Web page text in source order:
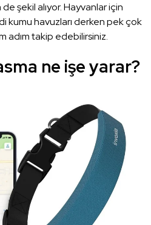
şekil alıyor. Hayvanlar için
kumu havuzları derken pek çok
adım takip edebilirsiniz.
ne işe yarar?